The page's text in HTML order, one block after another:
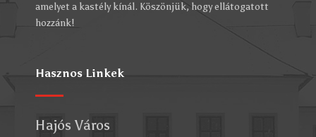
amelyet a kastély kínál. Köszönjük, hogy ellátogatott
hozzánk!
Hasznos Linkek
Hajós Város